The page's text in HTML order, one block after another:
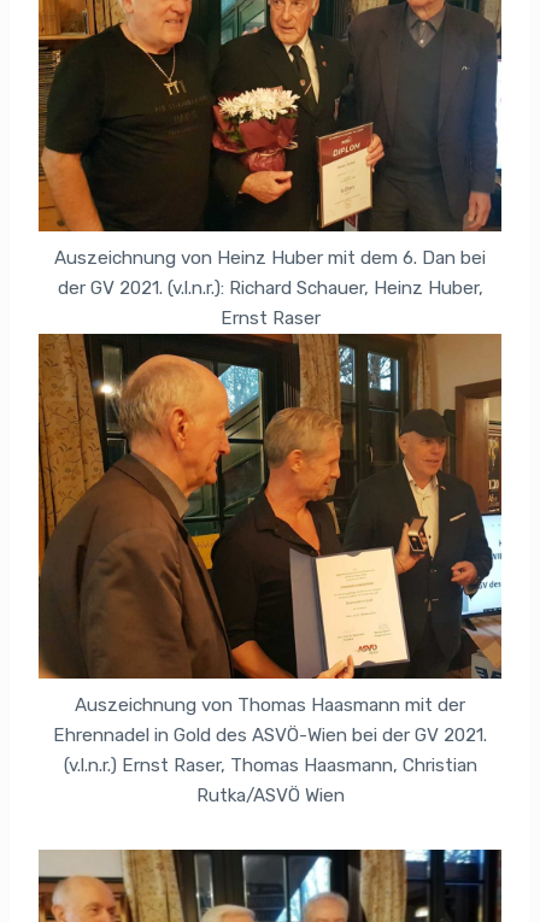
Auszeichnung von Heinz Huber mit dem 6. Dan bei
der GV 2021. (v.l.n.r.): Richard Schauer, Heinz Huber,
Ernst Raser
Auszeichnung von Thomas Haasmann mit der
Ehrennadel in Gold des ASVÖ-Wien bei der GV 2021.
(v.l.n.r.) Ernst Raser, Thomas Haasmann, Christian
Rutka/ASVÖ Wien